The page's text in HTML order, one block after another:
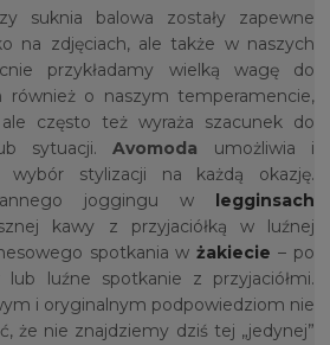
suknia balowa zostały zapewne
na zdjęciach, ale także w naszych
przykładamy wielką wagę do
również o naszym temperamencie,
często też wyraża szacunek do
sytuacji.Avomoda umożliwia i
wybór stylizacji na każdą okazję.
joggingu w legginsach
kawy z przyjaciółką w luźnej
spotkania wżakiecie – po
luźne spotkanie z przyjaciółmi.
i oryginalnym podpowiedziom nie
że nie znajdziemy dziś tej „jedynej”